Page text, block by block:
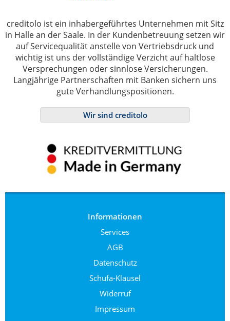
creditolo ist ein inhabergeführtes Unternehmen mit Sitz
in Halle an der Saale. In der Kundenbetreuung setzen wir
auf Servicequalität anstelle von Vertriebsdruck und
wichtig ist uns der vollständige Verzicht auf haltlose
Versprechungen oder sinnlose Versicherungen.
Langjährige Partnerschaften mit Banken sichern uns
gute Verhandlungspositionen.
Wir sind creditolo
Informationen
Services
AGB
Datenschutz
Schufa-Klausel
Widerruf
Impressum